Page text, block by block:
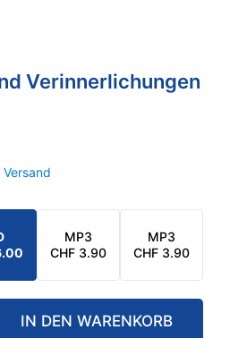
Verinnerlichungen
Versand
MP3
CHF 3.90
MP3
CHF 3.90
IN DEN WARENKORB